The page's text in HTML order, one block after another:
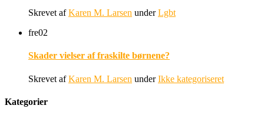
Skrevet afKaren M. Larsen underLgbt
fre02
Skader vielser af fraskilte børnene?
Skrevet afKaren M. Larsen underIkke kategoriseret
Kategorier